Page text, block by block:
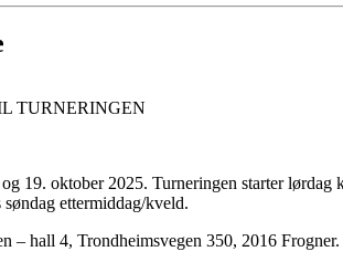
TURNERINGEN
19. oktober 2025. Turneringen starter lørdag
søndag ettermiddag/kveld.
– hall 4, Trondheimsvegen 350, 2016 Frogner.